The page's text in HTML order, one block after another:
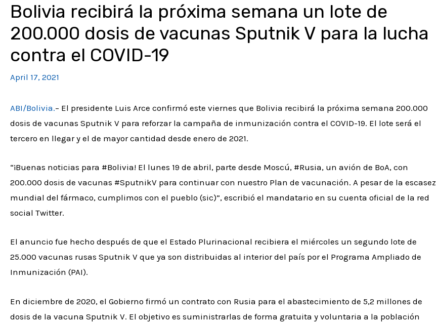
Bolivia recibirá la próxima semana un lote de
200.000 dosis de vacunas Sputnik V para la lucha
contra el COVID-19
April 17, 2021
ABI/Bolivia.– El presidente Luis Arce confirmó este viernes que Bolivia recibirá la próxima semana 200.000
dosis de vacunas Sputnik V para reforzar la campaña de inmunización contra el COVID-19. El lote será el
tercero en llegar y el de mayor cantidad desde enero de 2021.
“¡Buenas noticias para #Bolivia! El lunes 19 de abril, parte desde Moscú, #Rusia, un avión de BoA, con
200.000 dosis de vacunas #SputnikV para continuar con nuestro Plan de vacunación. A pesar de la escasez
mundial del fármaco, cumplimos con el pueblo (sic)”, escribió el mandatario en su cuenta oficial de la red
social Twitter.
El anuncio fue hecho después de que el Estado Plurinacional recibiera el miércoles un segundo lote de
25.000 vacunas rusas Sputnik V que ya son distribuidas al interior del país por el Programa Ampliado de
Inmunización (PAI).
En diciembre de 2020, el Gobierno firmó un contrato con Rusia para el abastecimiento de 5,2 millones de
dosis de la vacuna Sputnik V. El objetivo es suministrarlas de forma gratuita y voluntaria a la población